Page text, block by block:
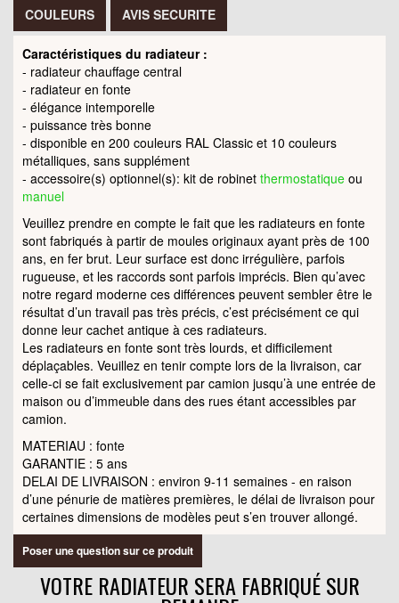
COULEURS
AVIS SECURITE
Caractéristiques du radiateur :
- radiateur chauffage central
- radiateur en fonte
- élégance intemporelle
- puissance très bonne
- disponible en 200 couleurs RAL Classic et 10 couleurs
métalliques, sans supplément
- accessoire(s) optionnel(s): kit de robinet thermostatique ou
manuel
Veuillez prendre en compte le fait que les radiateurs en fonte
sont fabriqués à partir de moules originaux ayant près de 100
ans, en fer brut. Leur surface est donc irrégulière, parfois
rugueuse, et les raccords sont parfois imprécis. Bien qu’avec
notre regard moderne ces différences peuvent sembler être le
résultat d’un travail pas très précis, c’est précisément ce qui
donne leur cachet antique à ces radiateurs.
Les radiateurs en fonte sont très lourds, et difficilement
déplaçables. Veuillez en tenir compte lors de la livraison, car
celle-ci se fait exclusivement par camion jusqu’à une entrée de
maison ou d’immeuble dans des rues étant accessibles par
camion.
MATERIAU : fonte
GARANTIE : 5 ans
DELAI DE LIVRAISON : environ 9-11 semaines - en raison
d’une pénurie de matières premières, le délai de livraison pour
certaines dimensions de modèles peut s’en trouver allongé.
Poser une question sur ce produit
VOTRE RADIATEUR SERA FABRIQUÉ SUR